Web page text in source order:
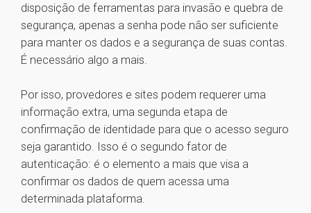
disposição de ferramentas para invasão e quebra de
segurança, apenas a senha pode não ser suficiente
para manter os dados e a segurança de suas contas.
É necessário algo a mais.
Por isso, provedores e sites podem requerer uma
informação extra, uma segunda etapa de
confirmação de identidade para que o acesso seguro
seja garantido. Isso é o segundo fator de
autenticação: é o elemento a mais que visa a
confirmar os dados de quem acessa uma
determinada plataforma.